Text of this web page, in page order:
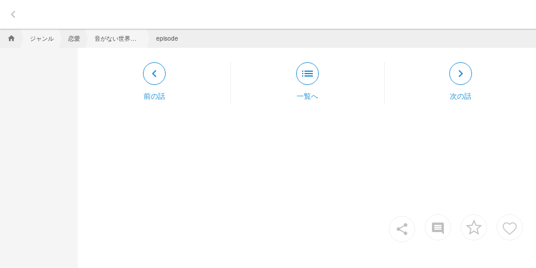
keyboard_arrow_left
home ジャンル 恋愛 episode
keyboard_arrow_left
前の話
list
一覧へ
keyboard_arrow_right
次の話
share insert_comment